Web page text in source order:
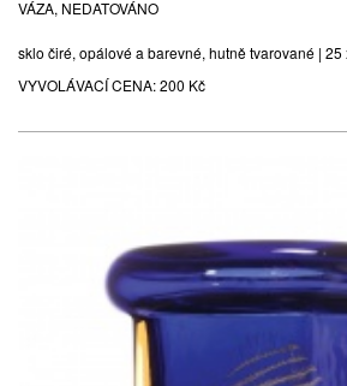
VÁZA, NEDATOVÁNO
sklo čiré, opálové a barevné, hutně tvarované | 25
VYVOLÁVACÍ CENA:200 Kč